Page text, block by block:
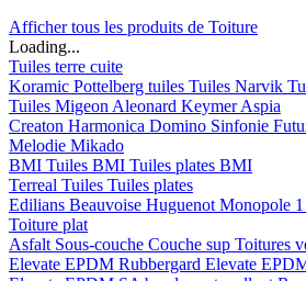
Afficher tous les produits de Toiture
Loading...
Tuiles terre cuite
Koramic Pottelberg tuiles Tuiles Narvik
Tuiles Migeon Aleonard KeymerAspia
Creaton Harmonica Domino Sinfonie
Melodie Mikado
BMI Tuiles BMI Tuiles plates BMI
Terreal Tuiles Tuiles plates
Edilians Beauvoise Huguenot Monopole
Toiture plat
Asfalt Sous-couche Couche sup Toitures
Elevate EPDM Rubbergard Elevate